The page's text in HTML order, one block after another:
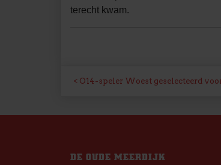
terecht kwam.
BERICHT
O14-speler Woest geselecteerd
DE OUDE MEERDIJK